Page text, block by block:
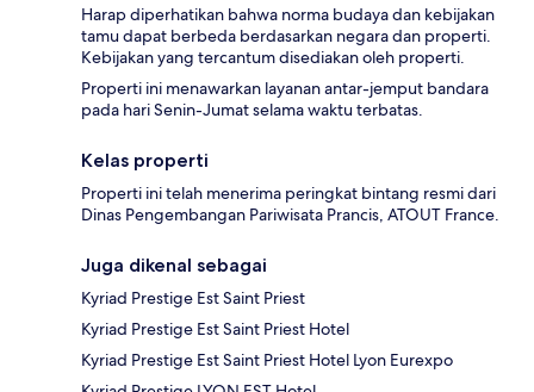
Harap diperhatikan bahwa norma budaya dan kebijakan
tamu dapat berbeda berdasarkan negara dan properti.
Kebijakan yang tercantum disediakan oleh properti.
Properti ini menawarkan layanan antar-jemput bandara
pada hari Senin-Jumat selama waktu terbatas.
Kelas properti
Properti ini telah menerima peringkat bintang resmi dari
Dinas Pengembangan Pariwisata Prancis, ATOUT France.
Juga dikenal sebagai
Kyriad Prestige Est Saint Priest
Kyriad Prestige Est Saint Priest Hotel
Kyriad Prestige Est Saint Priest Hotel Lyon Eurexpo